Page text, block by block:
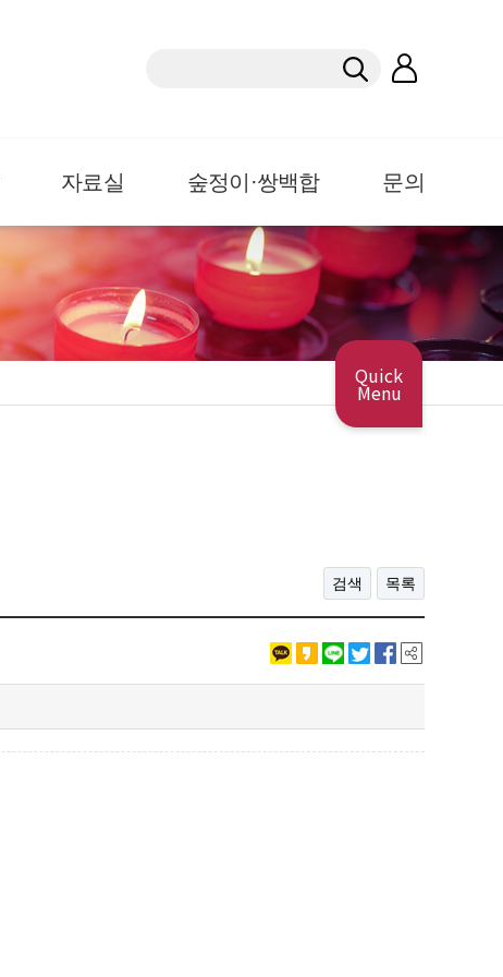
Quick
Menu
자료실 숲정이·쌍백합 문의
검색 목록